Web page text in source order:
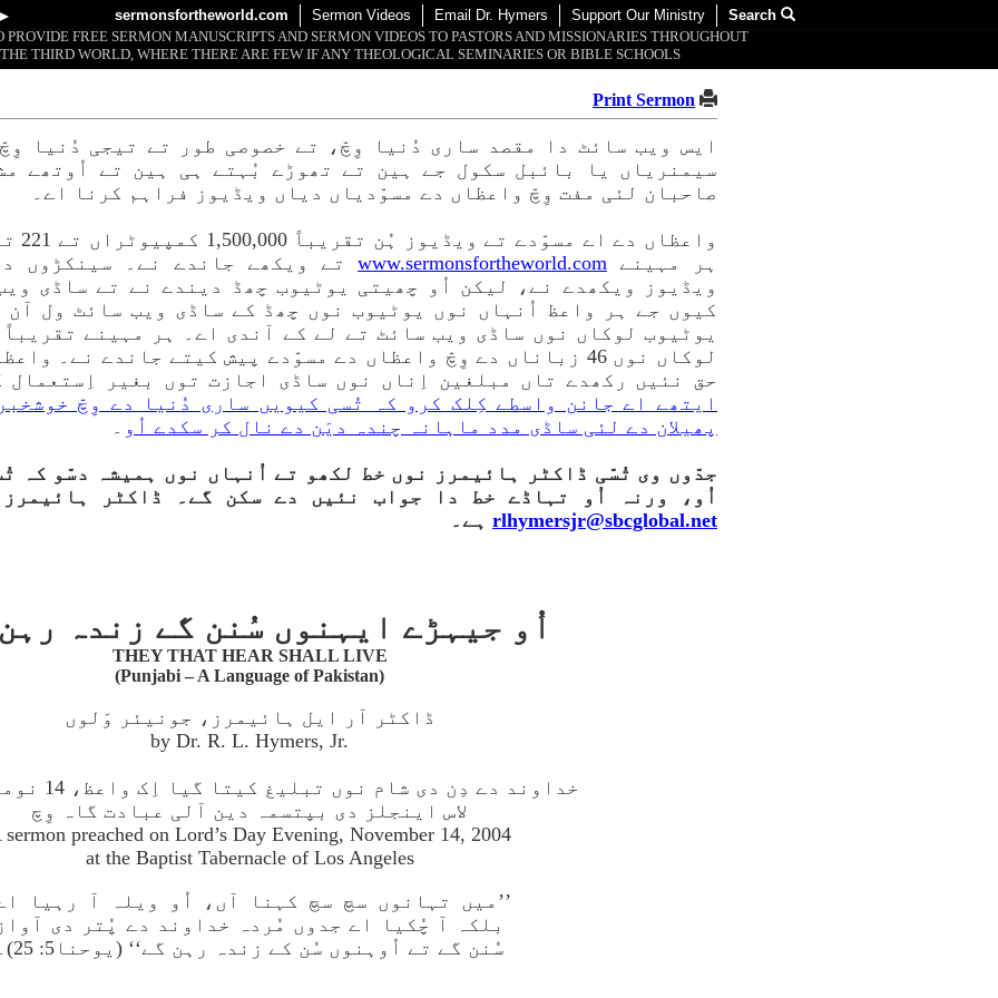
► sermonsfortheworld.com Sermon Videos Email Dr. Hymers Support Our Ministry
PROVIDE FREE SERMON MANUSCRIPTS AND SERMON VIDEOS TO PASTORS AND MISSIONARIES THROUGHOUT
THIRD WORLD, WHERE THERE ARE FEW IF ANY THEOLOGICAL SEMINARIES OR BIBLE SCHOOLS.
Print Sermon
ایس ویب سائٹ دا مقصد ساری دُنیا وِچّ، تے خصوصی طور تے تیجی دُنیا
سیمنریاں یا بائبل سکول جے ہین تے تھوڑے بُہتے ہی ہین تے اُوتھے
صاحبان لئی مفت وِچّ واعظاں دے مسوّدیاں دیاں ویڈیوز فراہم کرنا اے۔
ہر مہینے www.sermonsfortheworld.com تے ویکھے جاندے نے۔ سینکڑوں
ویڈیوز ویکھدے نے، لیکن اُو چھیتی یوٹیوب چھڈ دیندے نے تے ساڈی
کیوں جے ہر واعظ اُنہاں نوں یوٹیوب نوں چھڈ کے ساڈی ویب سائٹ ول آن
لوکاں نوں 46 زباناں دے وِچّ واعظاں دے مسوّدے پیش کیتے جاندے نے۔
حق نئیں رکھدے تاں مبلغین اِناں نوں ساڈی اجازت توں بغیر اِستعمال
ایتھے اے جانن واسطے کِلک کرو کہ تُسی کیویں ساری دُنیا دے وِچّ
پھیلان دے لئی ساڈی مدد ماہانہ چندہ دیَن دے نال کر سکدے اُو ۔
جدّوں وی تُسّی ڈاکٹر ہائیمرز نوں خط لکھو تے اُنہاں نوں ہمیشہ دسّو کہ
اُو، ورنہ اُو تہاڈے خط دا جواب نئیں دے سکن گے۔ ڈاکٹر
rlhymersjr@sbcglobal.net ہے۔
اُو جیہڑے ایہنوں سُنن گے زندہ
THEY THAT HEAR SHALL LIVE
(Punjabi – A Language of Pakistan)
ڈاکٹر آر ایل ہائیمرز، جونیئر وَلوں
by Dr. R. L. Hymers, Jr.
خداوند دے دِن دی شام نوں تبلیغ کیتا گیا اِک واعظ، 14 نومبر، 2004
لاس اینجلز دی بپتسمہ دین آلی عبادت گاہ وِچ
sermon preached on Lord’s Day Evening, November 14, 2004
at the Baptist Tabernacle of Los Angeles
’’میں تہانوں سچ سچ کہنا آں، اُو ویلہ آ رہیا
بلکہ آ چُکیا اے جدوں مُردہ خداوند دے پُتر دی آواز
سُنن گے تے اُوہنوں سُن کے زندہ رہن گے‘‘ (یوحنا5: 25)۔